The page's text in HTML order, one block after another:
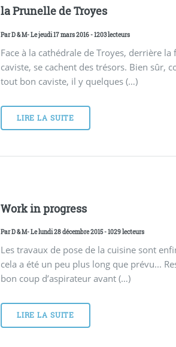
la Prunelle de Troyes
ParD & M- Le jeudi 17 mars 2016 - 1203 lecteurs
Face à la cathédrale de Troyes, derrière la
caviste, se cachent des trésors. Bien sûr,
tout bon caviste, il y quelques (…)
LIRE LA SUITE
Work in progress
ParD & M- Le lundi 28 décembre 2015 - 1029 lecteurs
Les travaux de pose de la cuisine sont
cela a été un peu plus long que prévu...
bon coup d’aspirateur avant (…)
LIRE LA SUITE